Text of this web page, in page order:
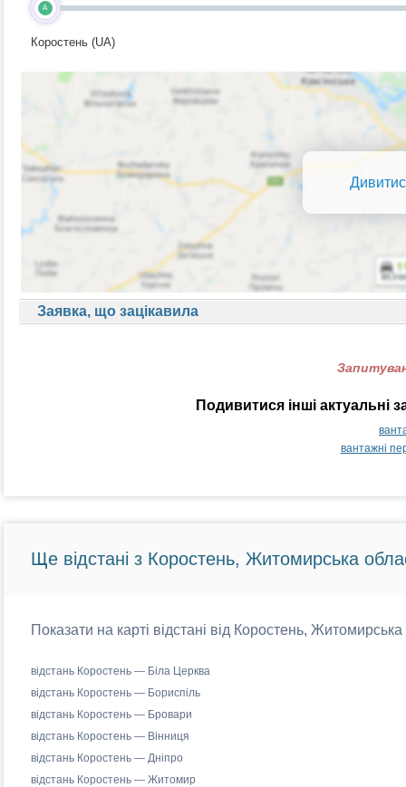
A
Коростень (UA)
Заявка, що зацікавила
Подивитися інші актуальні
вантажні
Ще відстані з Коростень, Житомирська
Показати на карті відстані від Коростень,
відстань Коростень — Біла Церква
відстань Коростень — Бориспіль
відстань Коростень — Бровари
відстань Коростень — Вінниця
відстань Коростень — Дніпро
відстань Коростень — Житомир